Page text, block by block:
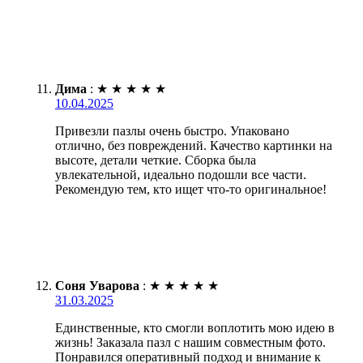
Дима : ★ ★ ★ ★ ★
10.04.2025
Привезли пазлы очень быстро. Упаковано
отлично, без повреждений. Качество картинки на
высоте, детали четкие. Сборка была
увлекательной, идеально подошли все части.
Рекомендую тем, кто ищет что-то оригинальное!
Соня Уварова : ★ ★ ★ ★ ★
31.03.2025
Единственные, кто смогли воплотить мою идею в
жизнь! Заказала пазл с нашим совместным фото.
Понравился оперативный подход и внимание к